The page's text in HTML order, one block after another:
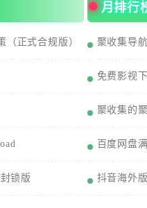
正式合规版）
锁版
月排行
聚收集导
免费影视
聚收集的
百度网盘
抖音海外